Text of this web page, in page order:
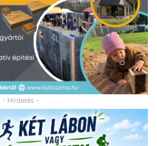
- Hirdetés -